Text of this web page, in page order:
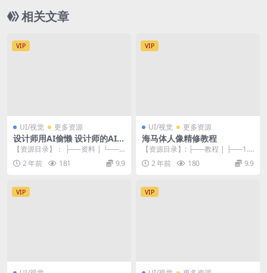
相关文章
VIP
UI/视觉 更多资源
设计师用AI偷懒 设计师的AI绘
画课用AI提高效率谢安妮
【资源目录】： ├──资料 | └──A
I课课件 | | ├──0【先看我】 |...
2 年前 181 9.9
VIP
UI/视觉 更多资源
海马体人像精修教程
【资源目录】: ├──教程 | ├──1.
mp4 3.53M | ├──10.m...
2 年前 180 9.9
VIP VIP